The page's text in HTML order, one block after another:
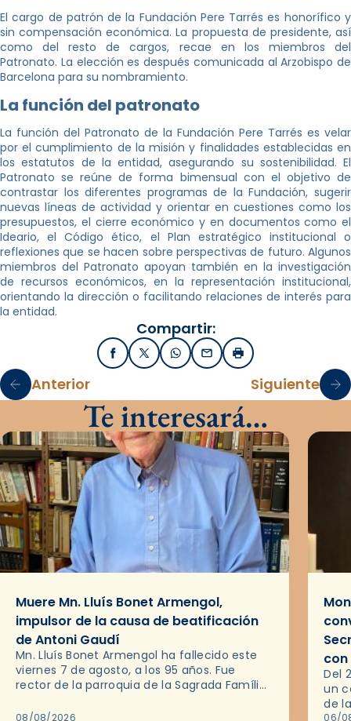
El cargo de patrón de la Fundación Pere Tarrés es honorífico y
sin compensación económica. La propuesta de presidente, así
como del resto de cargos, recae en los miembros del
Patronato. La elección es después comunicada al Arzobispo de
Barcelona para su nombramiento.
La función del patronato
La función del Patronato de la Fundación Pere Tarrés es velar
por el cumplimiento de la misión y finalidades establecidas en
los estatutos de la entidad, asegurando su sostenibilidad. El
Patronato se reúne de forma bimensual con el objetivo de
contrastar los diferentes programas de la Fundación, sugerir
nuevas líneas de actividad y orientar en cuestiones como los
presupuestos, el cierre económico y en documentos como el
Ideario, el Código ético, el Plan estratégico institucional o
reflexiones que se hacen sobre perspectivas de futuro. Algunos
miembros del Patronato apoyan también en la investigación
de recursos económicos, en la representación institucional,
orientando la dirección o facilitando relaciones de interés para
la entidad.
Compartir:
FacebookX / TwitterWhatsApp
EmailImprimir
Anterior Siguiente
Te interesará…
Muere Mn. Lluís Bonet Armengol,
impulsor de la causa de beatificación
de Antoni Gaudí
Mn. Lluís Bonet Armengol ha fallecido este
viernes 7 de agosto, a los 95 años. Fue
rector de la parroquia de la Sagrada Família
08/08/2026
Del
un
de
06/